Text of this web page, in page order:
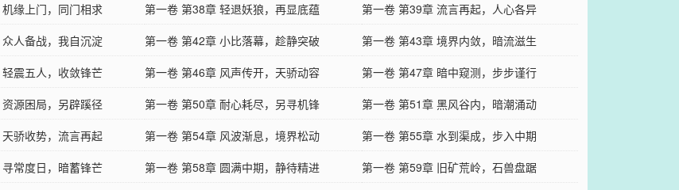
缘上门，同门相求 第一卷 第38章 轻退妖狼，再显底蕴
第一卷 第39章 流言再起，人心各异
人备战，我自沉淀 第一卷 第42章 小比落幕，趁静突破
第一卷 第43章 境界内敛，暗流滋生
震五人，收敛锋芒 第一卷 第46章 风声传开，天骄动容
第一卷 第47章 暗中窥测，步步谨行
源困局，另辟蹊径 第一卷 第50章 耐心耗尽，另寻机锋
第一卷 第51章 黑风谷内，暗潮涌动
骄收势，流言再起 第一卷 第54章 风波渐息，境界松动
第一卷 第55章 水到渠成，步入中期
常度日，暗蓄锋芒 第一卷 第58章 圆满中期，静待精进
第一卷 第59章 旧矿荒岭，石兽盘踞